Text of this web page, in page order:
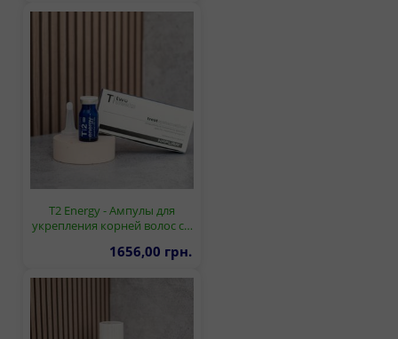
T2 Energy - Ампулы для
укрепления корней волос с…
1656,00 грн.